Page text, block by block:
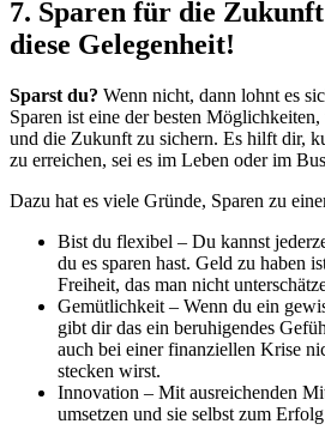
7. Sparen für die
diese Gelegenheit!
Sparst du? Wenn nicht, dann lohnt es
Sparen ist eine der besten
und die Zukunft zu sichern. Es hilft dir,
zu erreichen, sei es im Leben oder im
Dazu hat es viele Gründe, Sparen zu
Bist du flexibel – Du kannst
du es sparen hast. Geld zu haben
Freiheit, das man nicht
Gemütlichkeit – Wenn du ein
gibt dir das ein beruhigendes
auch bei einer finanziellen Krise
stecken wirst.
Innovation – Mit ausreichenden
umsetzen und sie selbst zum